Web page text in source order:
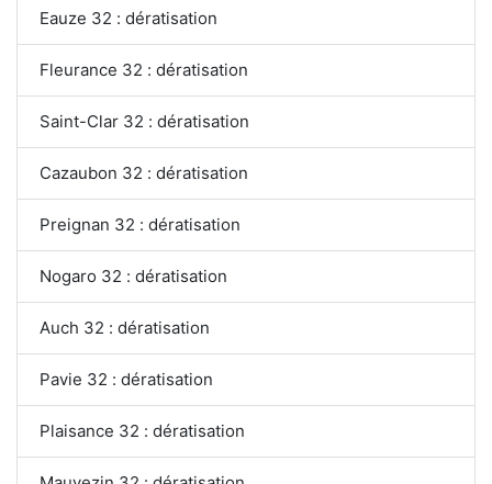
Eauze 32 : dératisation
Fleurance 32 : dératisation
Saint-Clar 32 : dératisation
Cazaubon 32 : dératisation
Preignan 32 : dératisation
Nogaro 32 : dératisation
Auch 32 : dératisation
Pavie 32 : dératisation
Plaisance 32 : dératisation